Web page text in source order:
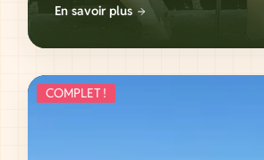
En savoir plus
COMPLET !